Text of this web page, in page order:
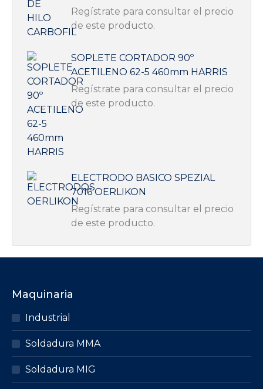
Regístrate para consultar el precio
de este producto.
SOPLETE CORTADOR 90º
ACETILENO 62-5 460mm HARRIS
Regístrate para consultar el precio
de este producto.
ELECTRODO BASICO SPEZIAL
7016 OERLIKON
Regístrate para consultar el precio
de este producto.
Maquinaria
Industrial
Soldadura MMA
Soldadura MIG